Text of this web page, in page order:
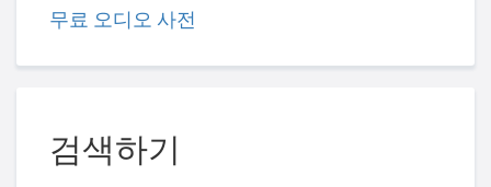
무료 오디오 사전
검색하기